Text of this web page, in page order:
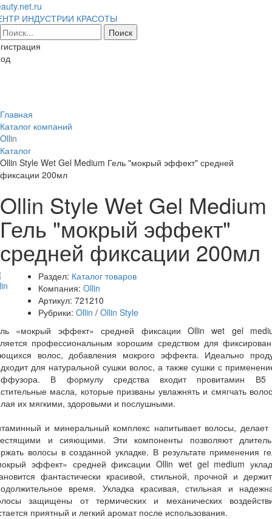
ИНДУСТРИИ КРАСОТЫ
Главная
Каталог компаний
Ollin
Каталог
Ollin Style Wet Gel Medium Гель "мокрый эффект" средней
фиксации 200мл
Ollin Style Wet Gel Medium
Гель "мокрый эффект"
средней фиксации 200мл
Раздел: Каталог товаров
Компания: Ollin
Артикул: 721210
Рубрики: Ollin / Ollin Style
«мокрый эффект» средней фиксации Ollin wet gel
профессиональным хорошим средством для
волос, добавления мокрого эффекта. Идеально
для натуральной сушки волос, а также сушки с
В формулу средства входит провитамин
масла, которые призваны увлажнять и смягчать
их мягкими, здоровыми и послушными.
и минеральный комплекс напитывает волосы, делает
и сияющими. Эти компоненты позволяют
волосы в созданной укладке. В результате применения
эффект» средней фиксации Ollin wet gel medium
фантастически красивой, стильной, прочной и
время. Укладка красивая, стильная и
защищены от термических и механических
приятный и легкий аромат после использования.